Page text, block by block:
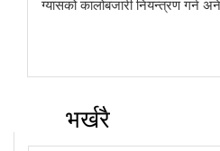
ग्यासको कालोबजारी नियन्त्रण गर्न
भर्खरै